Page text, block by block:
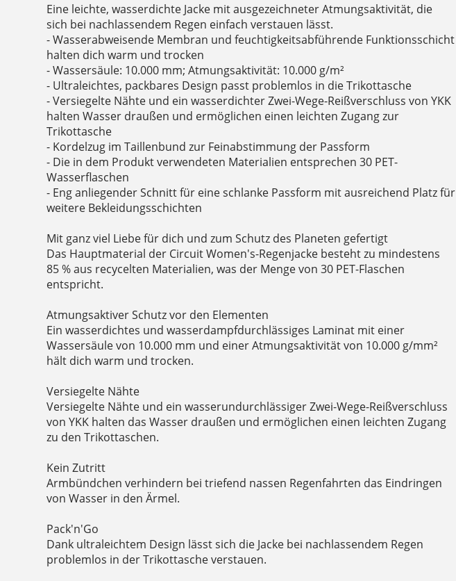
Eine leichte, wasserdichte Jacke mit ausgezeichneter Atmungsaktivität, die
sich bei nachlassendem Regen einfach verstauen lässt.
- Wasserabweisende Membran und feuchtigkeitsabführende Funktionsschicht
halten dich warm und trocken
- Wassersäule: 10.000 mm; Atmungsaktivität: 10.000 g/m²
- Ultraleichtes, packbares Design passt problemlos in die Trikottasche
- Versiegelte Nähte und ein wasserdichter Zwei-Wege-Reißverschluss von YKK
halten Wasser draußen und ermöglichen einen leichten Zugang zur
Trikottasche
- Kordelzug im Taillenbund zur Feinabstimmung der Passform
- Die in dem Produkt verwendeten Materialien entsprechen 30 PET-
Wasserflaschen
- Eng anliegender Schnitt für eine schlanke Passform mit ausreichend Platz für
weitere Bekleidungsschichten
Mit ganz viel Liebe für dich und zum Schutz des Planeten gefertigt
Das Hauptmaterial der Circuit Women's-Regenjacke besteht zu mindestens
85 % aus recycelten Materialien, was der Menge von 30 PET-Flaschen
entspricht.
Atmungsaktiver Schutz vor den Elementen
Ein wasserdichtes und wasserdampfdurchlässiges Laminat mit einer
Wassersäule von 10.000 mm und einer Atmungsaktivität von 10.000 g/mm²
hält dich warm und trocken.
Versiegelte Nähte
Versiegelte Nähte und ein wasserundurchlässiger Zwei-Wege-Reißverschluss
von YKK halten das Wasser draußen und ermöglichen einen leichten Zugang
zu den Trikottaschen.
Kein Zutritt
Armbündchen verhindern bei triefend nassen Regenfahrten das Eindringen
von Wasser in den Ärmel.
Pack'n'Go
Dank ultraleichtem Design lässt sich die Jacke bei nachlassendem Regen
problemlos in der Trikottasche verstauen.